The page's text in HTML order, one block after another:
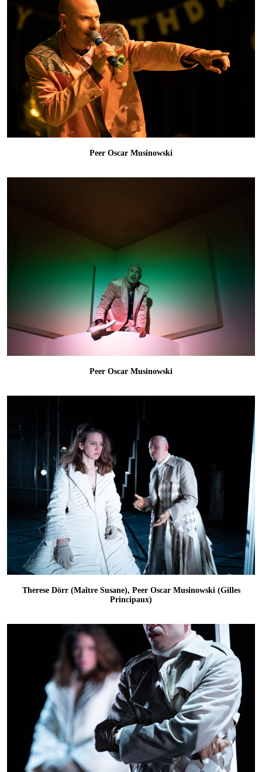
Peer Oscar Musinowski
Peer Oscar Musinowski
Therese Dörr (Maître Susane), Peer Oscar Musinowski (Gilles
Principaux)